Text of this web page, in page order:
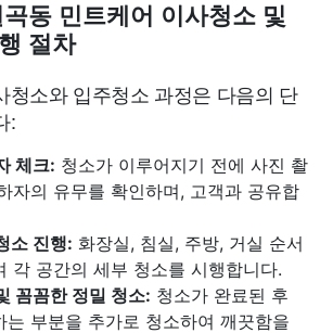
동 민트케어 이사청소 및
절차
청소와 입주청소 과정은 다음의 단
:
체크: 청소가 이루어지기 전에 사진 촬
자의 유무를 확인하며, 고객과 공유합
소 진행: 화장실, 침실, 주방, 거실 순서
각 공간의 세부 청소를 시행합니다.
꼼꼼한 정밀 청소: 청소가 완료된 후
는 부분을 추가로 청소하여 깨끗함을